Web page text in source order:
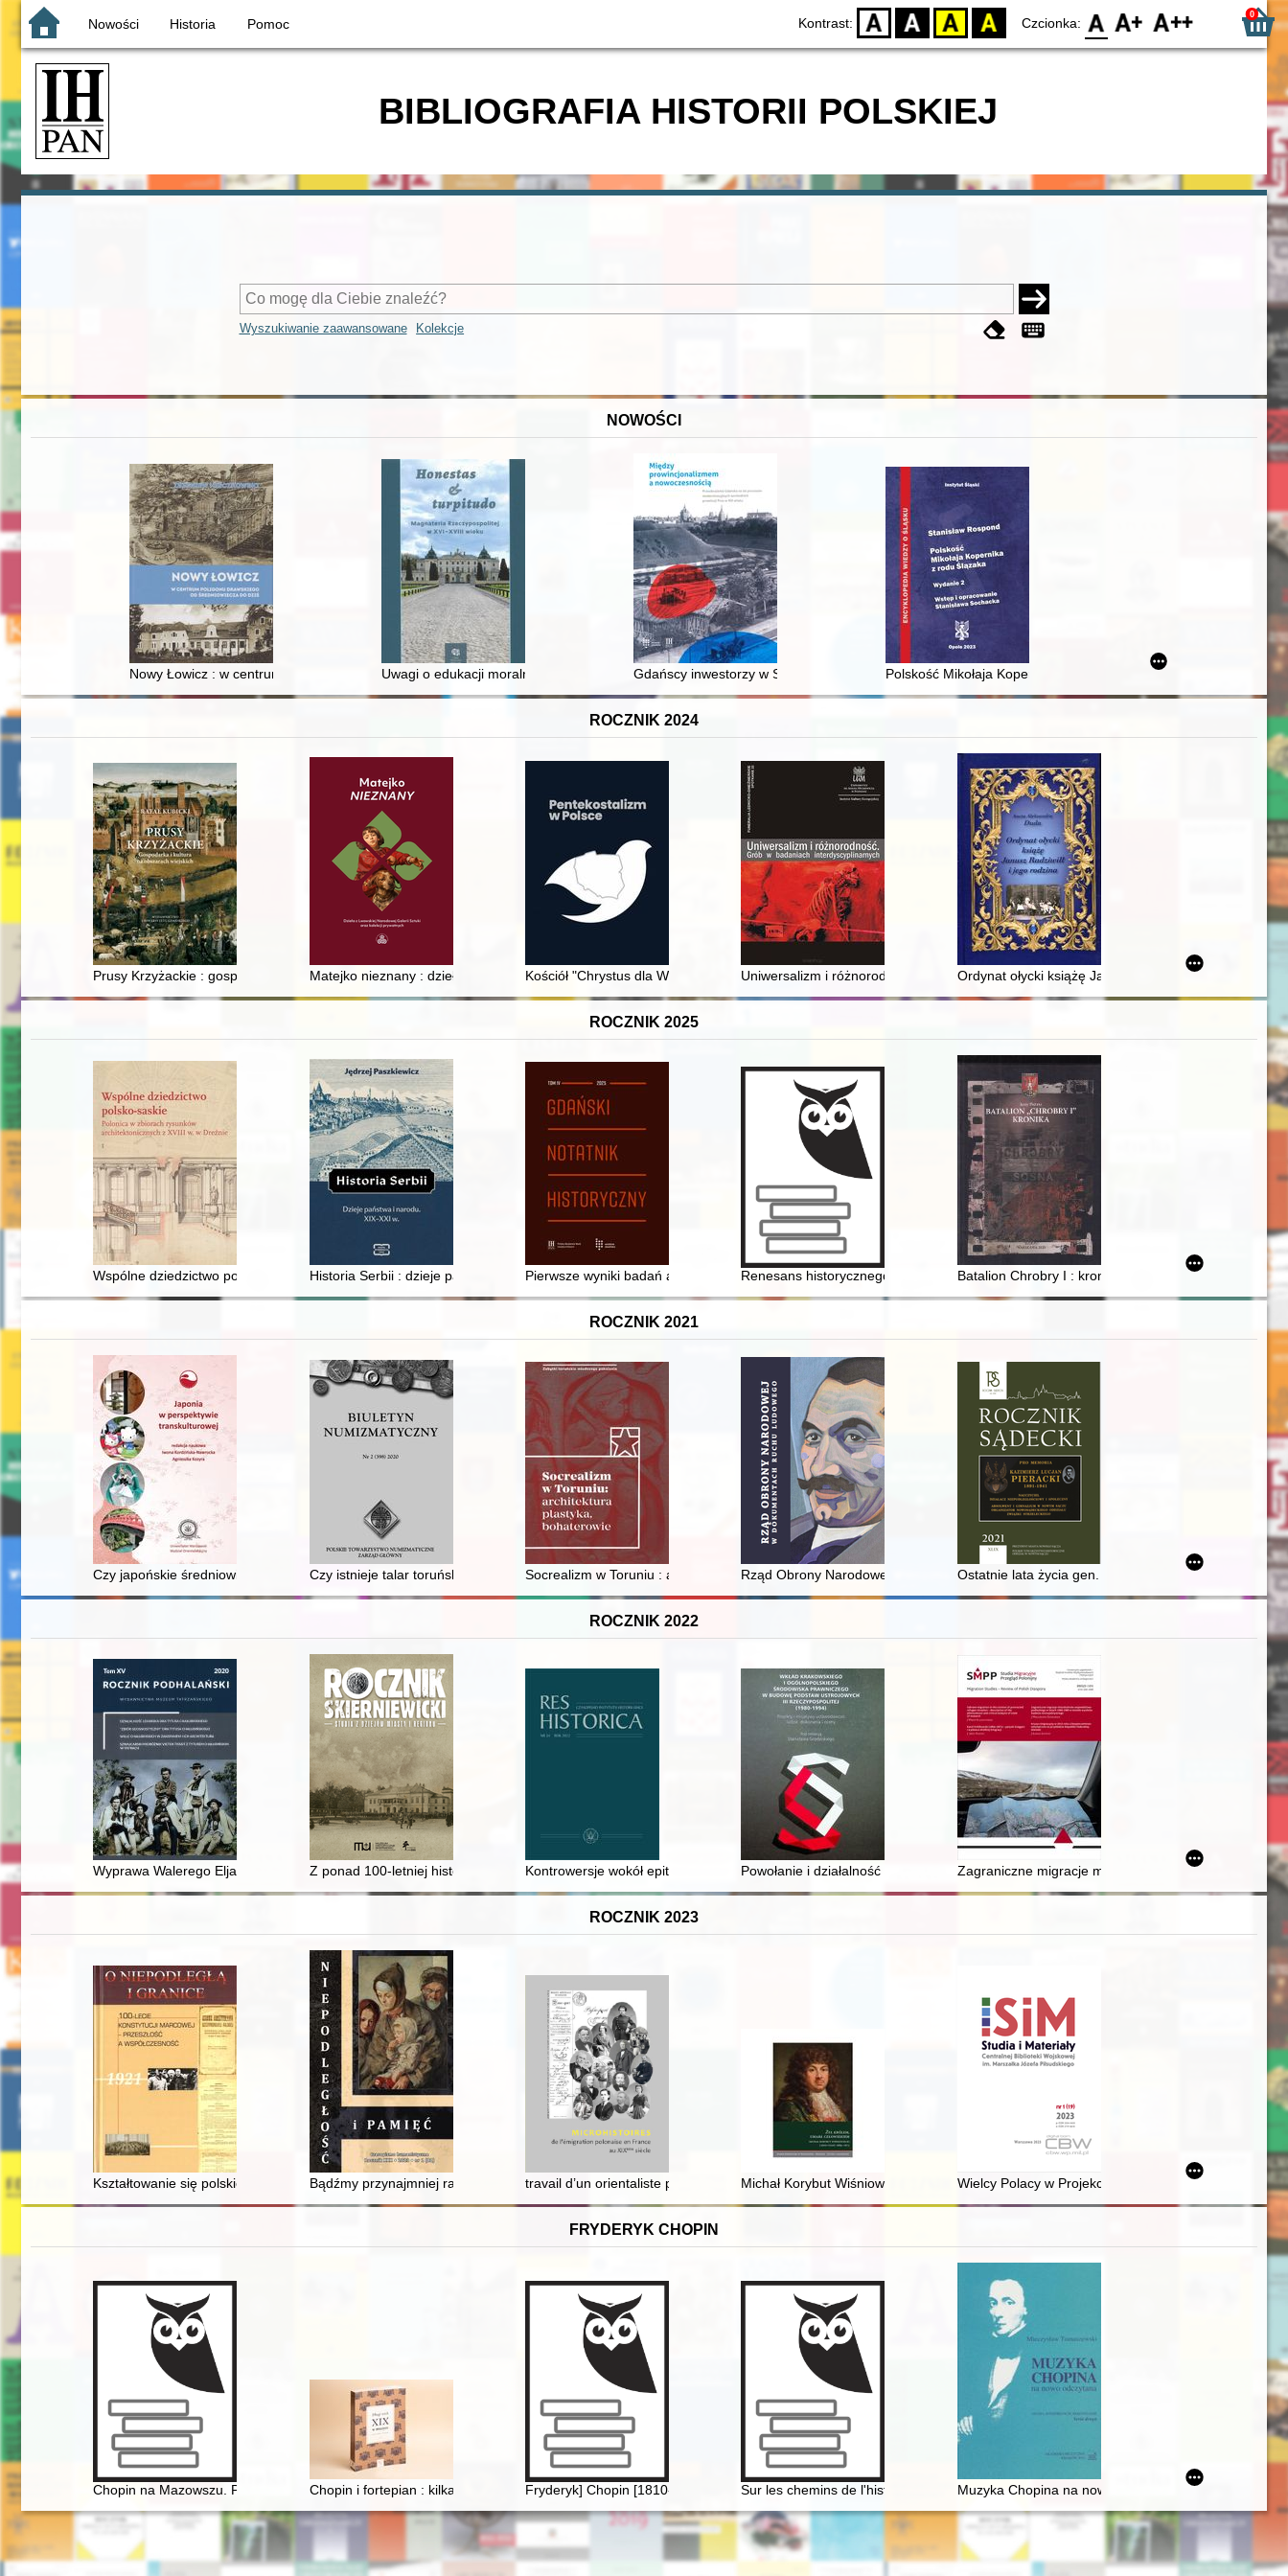
Nowości Historia Pomoc Kontrast: D BW YB BY Czcionka: F0 F1 F2 0
BIBLIOGRAFIA HISTORII POLSKIEJ
Wyszukiwanie zaawansowane Kolekcje
NOWOŚCI
Nowy Łowicz : w centrum poligonu drawskiego od średniowiecza do dziśUwagi o edukacji moralnej synów szlacheckich w XVI-wiecznej RzeczypospolitejGdańscy inwestorzy w Sopocie : prestiż finansowy i towarzyski lokalnego mieszczaństwa w 2. poł. XIX w
Polskość Mikołaja Kopernika z rodu Ślązaka
ROCZNIK 2024
Prusy Krzyżackie : gospodarka i kultura na obszarach wiejskichMatejko nieznany : dzieła z Lwowskiej Narodowej Galerii Sztuki oraz kolekcji prywatnych
Kościół "Chrystus dla Wszystkich" w Rzeczypospolitej PolskiejUniwersalizm i różnorodność : grób w badaniach interdyscyplinarnych : Funeralia
Ordynat ołycki książę Janusz Radziwiłł i jego
ROCZNIK 2025
Wspólne dziedzictwo polsko-saskie : polonica w zbiorach rysunków architektonicznych z XVIII w. w Dreźnie. [T. 1]
Historia Serbii : dzieje państwa i narodu : XIX-XXI wPierwsze wyniki badań archeologicznych przy ulicy Sukiennicznej 18 w Gdańsku
Renesans historycznego Miasta Żydowskiego na krakowskim Kazimierzu
Batalion Chrobry I : kronika : na podstawie
ROCZNIK 2021
Czy japońskie średniowieczne teksty kulinarne były tylko przepiśnikami? : na przykładzie "Shijōryū hōchōsho" (Zapiski sztuki kulinarnej rodu Shijō, XV w.)
Czy istnieje talar toruński z okresu bezkrólewia 1632 r. z szeroką datą, bez kropek?
Socrealizm w Toruniu : architektura, plastyka, bohaterowieRząd Obrony Narodowej w dokumentach ruchu ludowegoOstatnie lata życia gen. Józefa Gizy w świetle jego
ROCZNIK 2022
Wyprawa Walerego Eljasza na Polski Grzebień = Valery Eljasz's trip to Polski Grzebień
Z ponad 100-letniej historii harcerstwa w SkierniewicachKontrowersje wokół epitafium Władysława Białego i daty jego śmierciPowołanie i działalność Centrum Obywatelskich Inicjatyw Ustawodawczych
Zagraniczne migracje mieszkańców województwa
ROCZNIK 2023
Kształtowanie się polskiego modelu prezydentury : praktyka a normy prawne
Bądźmy przynajmniej razem..." : esej o Edwardzie Jurgensietravail d’un orientaliste polonais de la Grande Émigration au quotidien : Albert de Biberstein Kazimirski (1808-1887)
Michał Korybut Wiśniowiecki : człowiek i królWielcy Polacy w Projekcie Manhattan
FRYDERYK CHOPIN
Chopin na Mazowszu. Przewodnik po miejscach historycznych i współczesnych
Chopin i fortepian : kilka uwag o relacji człowieka z przedmiotemFryderyk] Chopin [1810-1849] i George Sand [1804-1876] miłość nie od pierwszego wejrzenia
Sur les chemins de l'histoire littéraire. En hommage à Maciej Żurowski [1915-2003]
Muzyka Chopina na nowo odczytana